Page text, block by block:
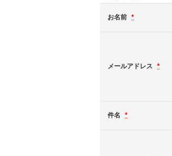
お名前 *
メールアドレス *
件名 *